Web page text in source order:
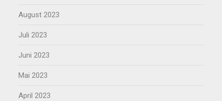
August 2023
Juli 2023
Juni 2023
Mai 2023
April 2023